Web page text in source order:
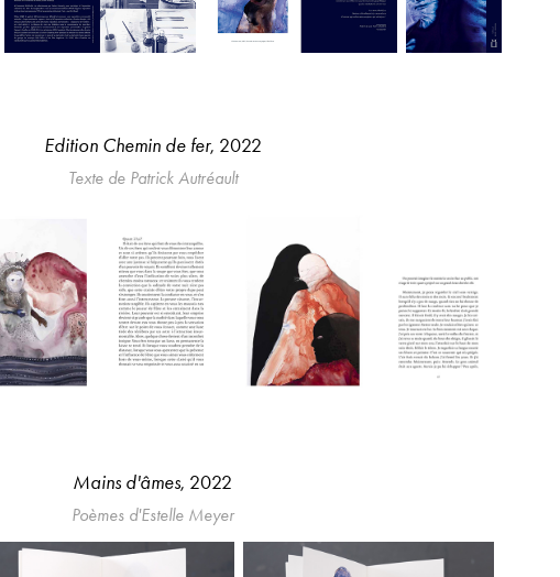
Edition Chemin de fer, 2022
Texte de Patrick Autréault
Mains d'âmes, 2022
Poèmes d'Estelle Meyer